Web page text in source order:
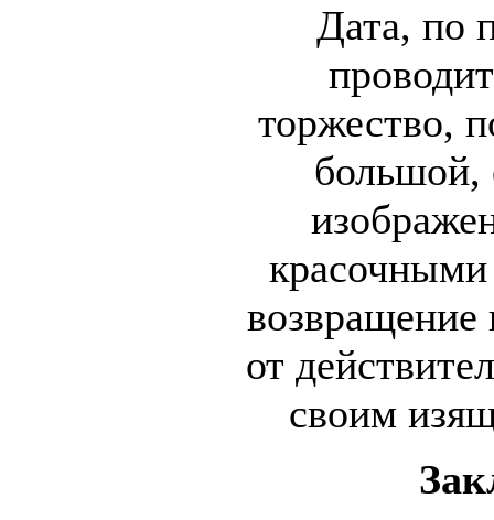
Дата, по
торжество,
большой,
возвращение
от
своим